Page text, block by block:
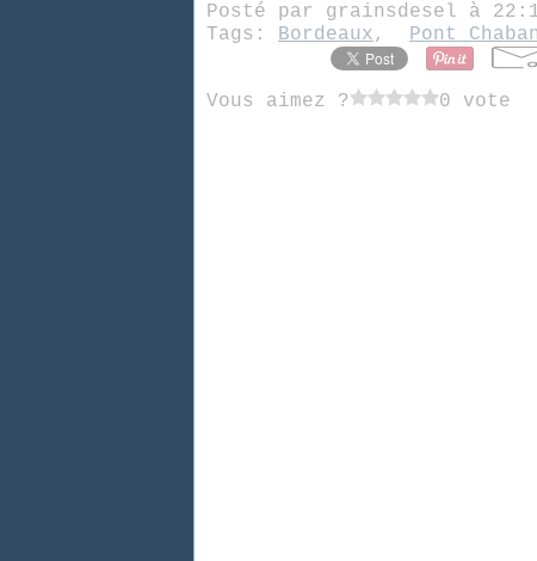
Posté par grainsdesel à
Tags: Bordeaux, Pont
Vous aimez ? 0 vote